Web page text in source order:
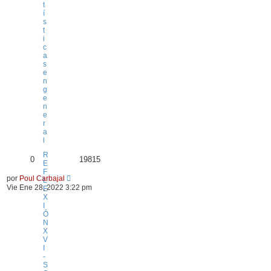
t
í
s
t
i
c
a
s
e
n
g
e
n
e
r
a
l
R
E
F
L
E
X
I
Ó
N
X
V
I
-
S
0 19815
por Poul Carbajal
Vie Ene 28, 2022 3:22 pm